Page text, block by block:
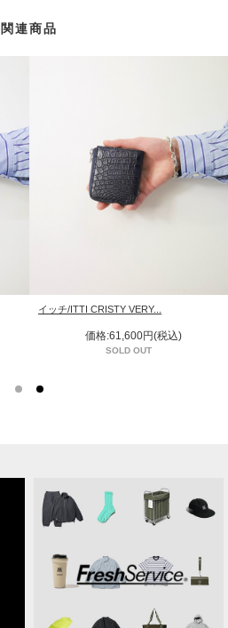
関連商品
イッチ/ITTI CRISTY VERY...
価格:61,600円(税込)
SOLD OUT